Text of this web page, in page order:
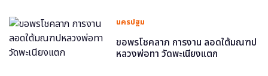
นครปฐม
ขอพรโชคลาภ การงาน ลอดใต้มณฑป
หลวงพ่อทา วัดพะเนียงแตก